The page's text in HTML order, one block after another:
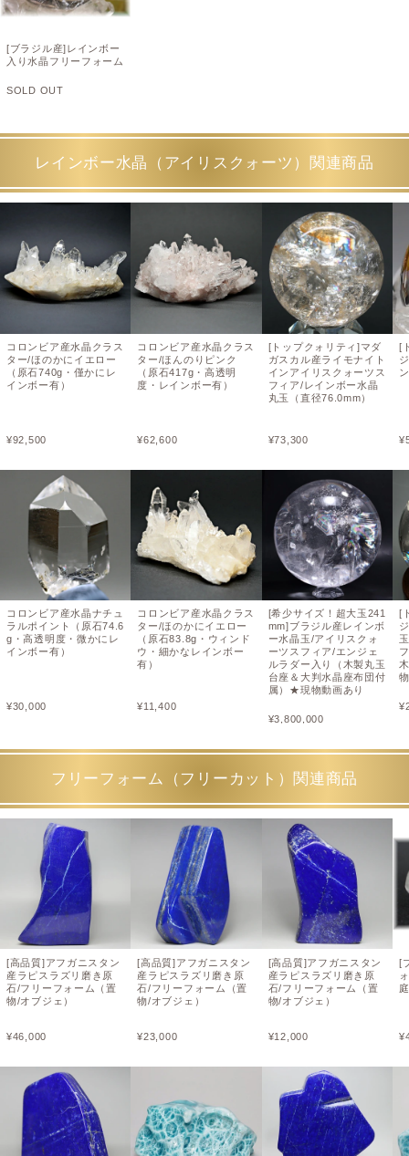
[ブラジル産]レインボー
入り水晶フリーフォーム
SOLD OUT
レインボー水晶（アイリスクォーツ）関連商品
コロンビア産水晶クラス
ター/ほのかにイエロー
（原石740g・僅かにレ
インボー有）
¥92,500
コロンビア産水晶ナチュ
ラルポイント（原石74.6
g・高透明度・微かにレ
インボー有）
¥30,000
コロンビア産水晶クラス
ター/ほんのりピンク
（原石417g・高透明
度・レインボー有）
¥62,600
コロンビア産水晶クラス
ター/ほのかにイエロー
（原石83.8g・ウィンド
ウ・細かなレインボー
有）
¥11,400
[トップクォリティ]マダ
ガスカル産ライモナイト
インアイリスクォーツス
フィア/レインボー水晶
丸玉（直径76.0mm）
¥73,300
[希少サイズ！超大玉241
mm]ブラジル産レインボ
ー水晶玉/アイリスクォ
ーツスフィア/エンジェ
ルラダー入り（木製丸玉
台座＆大判水晶座布団付
属）★現物動画あり
¥3,800,000
[
¥
[
¥
フリーフォーム（フリーカット）関連商品
[高品質]アフガニスタン
産ラピスラズリ磨き原
石/フリーフォーム（置
物/オブジェ）
¥46,000
[高品質]アフガニスタン
産ラピスラズリ磨き原
石/フリーフォーム（置
物/オブジェ）
¥23,000
[高品質]アフガニスタン
産ラピスラズリ磨き原
石/フリーフォーム（置
物/オブジェ）
¥12,000
[
¥